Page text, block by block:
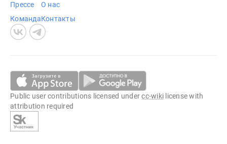
Прессе
Команда
О нас
Контакты
Public user contributions licensed undercc-wiki license with
attribution required